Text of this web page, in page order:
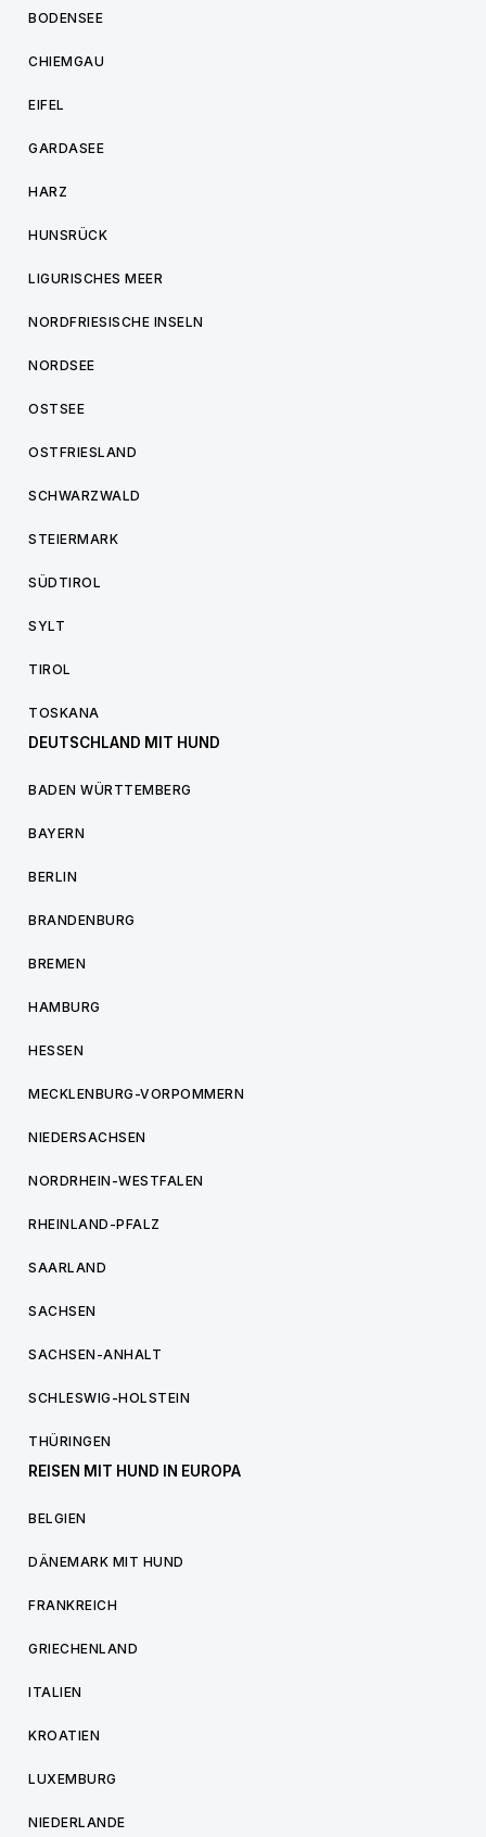
BODENSEE
CHIEMGAU
EIFEL
GARDASEE
HARZ
HUNSRÜCK
LIGURISCHES MEER
NORDFRIESISCHE INSELN
NORDSEE
OSTSEE
OSTFRIESLAND
SCHWARZWALD
STEIERMARK
SÜDTIROL
SYLT
TIROL
TOSKANA
DEUTSCHLAND MIT HUND
BADEN WÜRTTEMBERG
BAYERN
BERLIN
BRANDENBURG
BREMEN
HAMBURG
HESSEN
MECKLENBURG-VORPOMMERN
NIEDERSACHSEN
NORDRHEIN-WESTFALEN
RHEINLAND-PFALZ
SAARLAND
SACHSEN
SACHSEN-ANHALT
SCHLESWIG-HOLSTEIN
THÜRINGEN
REISEN MIT HUND IN EUROPA
BELGIEN
DÄNEMARK MIT HUND
FRANKREICH
GRIECHENLAND
ITALIEN
KROATIEN
LUXEMBURG
NIEDERLANDE